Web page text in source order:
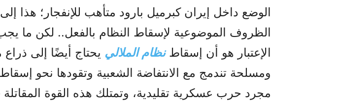
الوضع داخل إيران كبرميل بارود متأهب للإنفجار؛ هذا
الظروف الموضوعية لإسقاط النظام بالفعل.. لكن ما
الإعتبار هو أن إسقاطنظام الملالي يحتاج أيضًا إلى
ومسلحة تندمج مع الانتفاضة الشعبية وتقودها نحو
مجرد حرب عسكرية تقليدية، وتمتلك هذه القوة المقاتلة